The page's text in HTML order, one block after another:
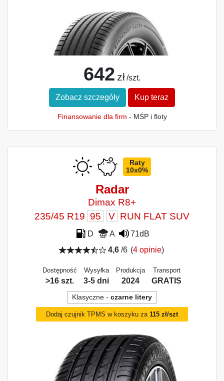
642 zł /szt.
Zobacz szczegóły Kup teraz
Finansowanie dla firm - MŚP i floty
Raty
10x0%
Radar
Dimax R8+
235/45 R19 95 V RUN FLAT SUV
D A
71dB
4,6/6 (4 opinie)
Dostępność
>16 szt.
Wysyłka
3-5 dni
Produkcja
2024
Transport
GRATIS
Klasyczne - czarne litery
Dodaj czujnik TPMS w koszyku za 115 zł/szt